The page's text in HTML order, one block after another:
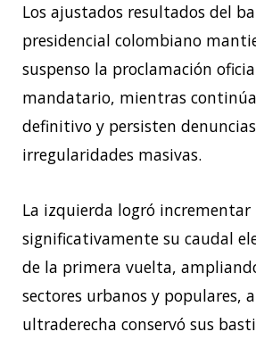
Los ajustados resultados del
presidencial colombiano
suspenso la proclamación
mandatario, mientras
definitivo y persisten
irregularidades masivas.
La izquierda logró incrementar
significativamente su caudal
de la primera vuelta,
sectores urbanos y populares,
ultraderecha conservó sus